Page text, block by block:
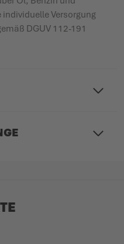
Versorgung
DGUV 112-191
hinzufügen